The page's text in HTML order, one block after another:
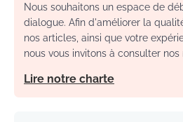
Nous souhaitons un espace de
dialogue. Afin d'améliorer la
nos articles, ainsi que votre
nous vous invitons à consulter nos
Lire notre charte